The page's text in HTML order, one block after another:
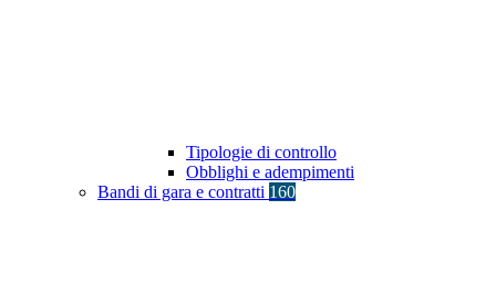
Tipologie di controllo
Obblighi e adempimenti
Bandi di gara e contratti 160